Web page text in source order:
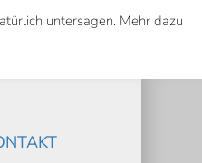
untersagen. Mehr dazu